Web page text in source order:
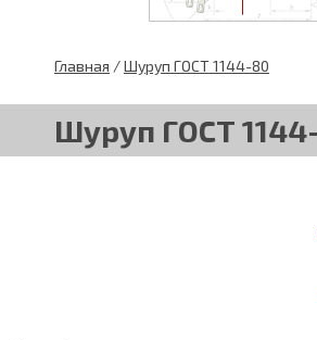
Главная /Шуруп ГОСТ 1144-80
Шуруп ГОСТ